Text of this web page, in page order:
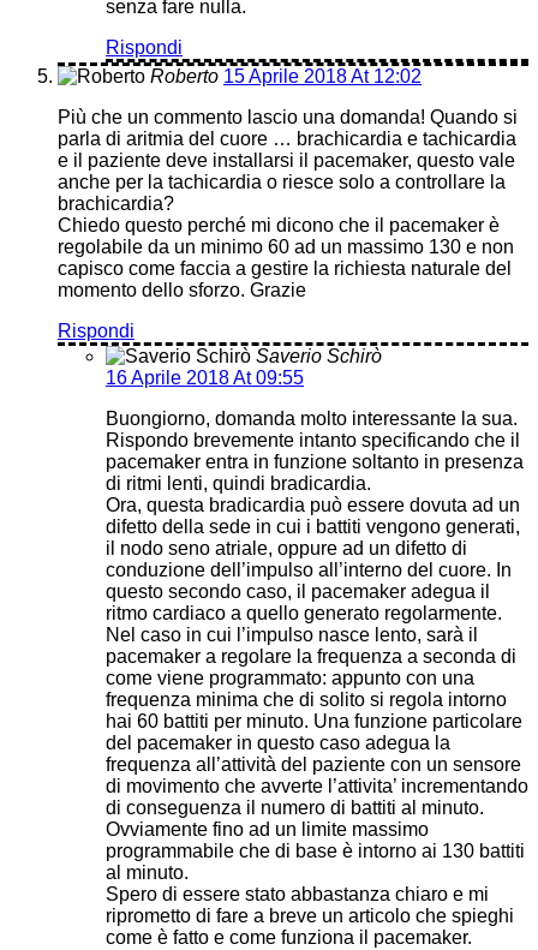
senza fare nulla.
Rispondi
Roberto 15 Aprile 2018 At 12:02
Più che un commento lascio una domanda! Quando si
parla di aritmia del cuore … brachicardia e tachicardia
e il paziente deve installarsi il pacemaker, questo vale
anche per la tachicardia o riesce solo a controllare la
brachicardia?
Chiedo questo perché mi dicono che il pacemaker è
regolabile da un minimo 60 ad un massimo 130 e non
capisco come faccia a gestire la richiesta naturale del
momento dello sforzo. Grazie
Rispondi
Saverio Schirò
16 Aprile 2018 At 09:55
Buongiorno, domanda molto interessante la sua.
Rispondo brevemente intanto specificando che il
pacemaker entra in funzione soltanto in presenza
di ritmi lenti, quindi bradicardia.
Ora, questa bradicardia può essere dovuta ad un
difetto della sede in cui i battiti vengono generati,
il nodo seno atriale, oppure ad un difetto di
conduzione dell’impulso all’interno del cuore. In
questo secondo caso, il pacemaker adegua il
ritmo cardiaco a quello generato regolarmente.
Nel caso in cui l’impulso nasce lento, sarà il
pacemaker a regolare la frequenza a seconda di
come viene programmato: appunto con una
frequenza minima che di solito si regola intorno
hai 60 battiti per minuto. Una funzione particolare
del pacemaker in questo caso adegua la
frequenza all’attività del paziente con un sensore
di movimento che avverte l’attivita’ incrementando
di conseguenza il numero di battiti al minuto.
Ovviamente fino ad un limite massimo
programmabile che di base è intorno ai 130 battiti
al minuto.
Spero di essere stato abbastanza chiaro e mi
riprometto di fare a breve un articolo che spieghi
come è fatto e come funziona il pacemaker.